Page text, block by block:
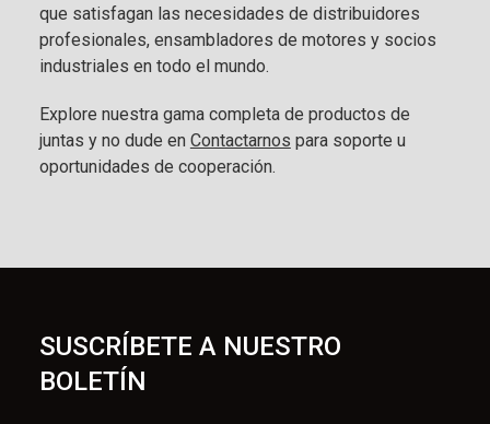
que satisfagan las necesidades de distribuidores
profesionales, ensambladores de motores y socios
industriales en todo el mundo.
Explore nuestra gama completa de productos de
juntas y no dude en Contactarnos para soporte u
oportunidades de cooperación.
SUSCRÍBETE A NUESTRO
BOLETÍN